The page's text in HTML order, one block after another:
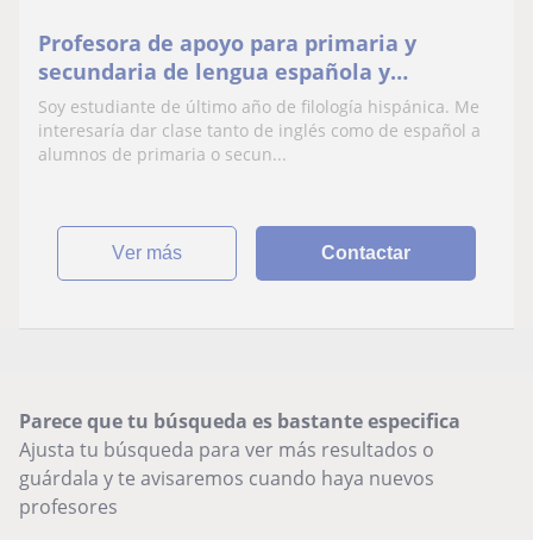
Profesora de apoyo para primaria y
secundaria de lengua española y
literatura. Clases presenciales o online
Soy estudiante de último año de filología hispánica. Me
interesaría dar clase tanto de inglés como de español a
alumnos de primaria o secun...
ver más Contactar
Parece que tu búsqueda es bastante especifica
Ajusta tu búsqueda para ver más resultados o
guárdala y te avisaremos cuando haya nuevos
profesores